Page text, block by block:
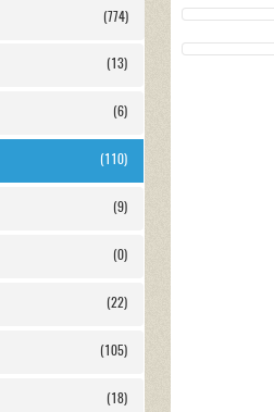
(774)
(13)
(6)
(110)
(9)
(0)
(22)
(105)
(18)